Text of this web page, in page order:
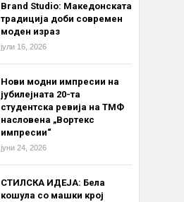
Brand Studio: Македонската
традиција доби современ
моден израз
јули 16, 2026
Нови модни импресии на
јубилејната 20-та
студентска ревија на ТМФ
насловена „Вортекс
импресии“
јуни 24, 2026
СТИЛСКА ИДЕЈА: Бела
кошула со машки крој